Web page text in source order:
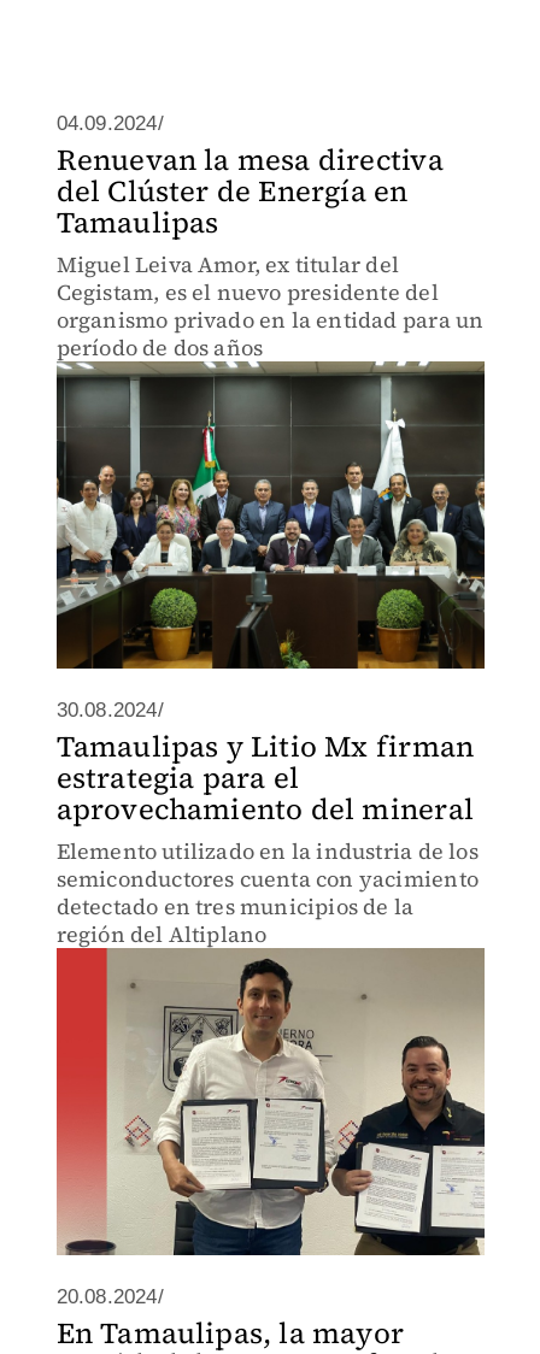
04.09.2024/
Renuevan la mesa directiva
del Clúster de Energía en
Tamaulipas
Miguel Leiva Amor, ex titular del
Cegistam, es el nuevo presidente del
organismo privado en la entidad para un
período de dos años
30.08.2024/
Tamaulipas y Litio Mx firman
estrategia para el
aprovechamiento del mineral
Elemento utilizado en la industria de los
semiconductores cuenta con yacimiento
detectado en tres municipios de la
región del Altiplano
20.08.2024/
En Tamaulipas, la mayor